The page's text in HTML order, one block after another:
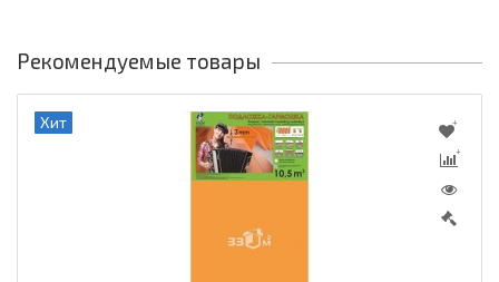
Рекомендуемые товары
Хит